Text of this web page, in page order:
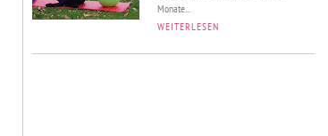
Monate...
WEITERLESEN